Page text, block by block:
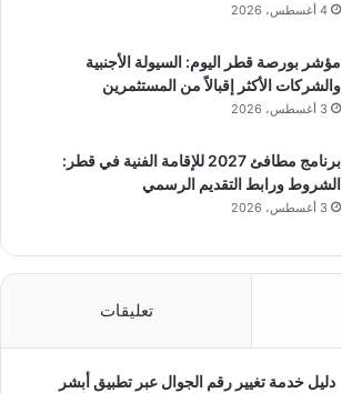
4 أغسطس، 2026
مؤشر بورصة قطر اليوم: السيولة الأجنبية
والشركات الأكثر إقبالاً من المستثمرين
3 أغسطس، 2026
برنامج مطافئ 2027 للإقامة الفنية في قطر:
الشروط ورابط التقديم الرسمي
3 أغسطس، 2026
تعليقات
دليل خدمة تغيير رقم الجوال عبر تطبيق أبشر